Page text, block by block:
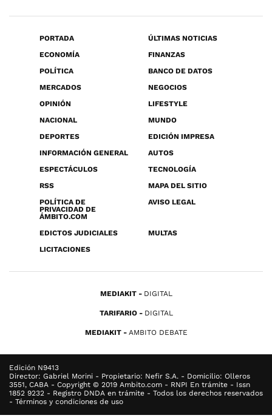
PORTADA
ÚLTIMAS NOTICIAS
ECONOMÍA
FINANZAS
POLÍTICA
BANCO DE DATOS
MERCADOS
NEGOCIOS
OPINIÓN
LIFESTYLE
NACIONAL
MUNDO
DEPORTES
EDICIÓN IMPRESA
INFORMACIÓN GENERAL
AUTOS
ESPECTÁCULOS
TECNOLOGÍA
RSS
MAPA DEL SITIO
POLÍTICA DE
PRIVACIDAD DE
ÁMBITO.COM
AVISO LEGAL
EDICTOS JUDICIALES
MULTAS
LICITACIONES
MEDIAKIT DIGITAL
TARIFARIO DIGITAL
MEDIAKIT AMBITO DEBATE
Edición N9413
Director: Gabriel Morini - Propietario: Nefir S.A. - Domicilio: Olleros
3551, CABA - Copyright © 2019 Ambito.com - RNPI En trámite - Issn
1852 9232 - Registro DNDA en trámite - Todos los derechos reservados
- Términos y condiciones de uso